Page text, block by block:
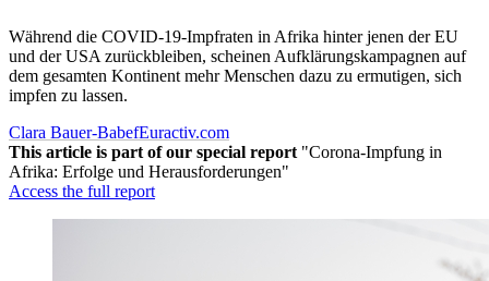
Während die COVID-19-Impfraten in Afrika hinter jenen der EU
und der USA zurückbleiben, scheinen Aufklärungskampagnen auf
dem gesamten Kontinent mehr Menschen dazu zu ermutigen, sich
impfen zu lassen.
Clara Bauer-BabefEuractiv.com
This article is part of our special report "Corona-Impfung in
Afrika: Erfolge und Herausforderungen"
Access the full report